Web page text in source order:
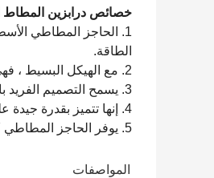
خصائص درابزين المطاط
1. الحاجز المطاطي
الطاقة.
2. مع الهيكل البسيط ، فهي مريحة للتركيب والصيانة.
3. يسمح التصميم الفريد باستخدامه في مجموعة واسعة من التطبيقات ، دون قيود من حجم السفينة وحجم الميناء ، إلخ.
4. إنها تتميز بقدرة جيدة على التكيف مع ميل السفن ودحرجتها أثناء الرسو.
5. يوفر الحاجز المطاطي CY نظام رفرف من نوع التعليق المثالي لحماية السفن المختلفة ، السفن والأحواض ، إلخ.
المواصفات